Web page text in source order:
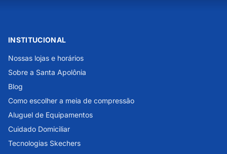
INSTITUCIONAL
Nossas lojas e horários
Sobre a Santa Apolônia
Blog
Como escolher a meia de compressão
Aluguel de Equipamentos
Cuidado Domiciliar
Tecnologias Skechers